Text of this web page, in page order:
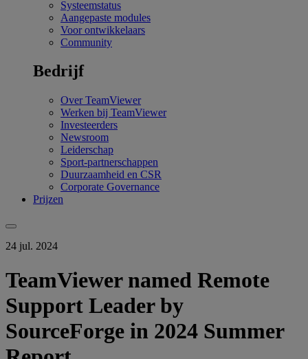
Systeemstatus
Aangepaste modules
Voor ontwikkelaars
Community
Bedrijf
Over TeamViewer
Werken bij TeamViewer
Investeerders
Newsroom
Leiderschap
Sport-partnerschappen
Duurzaamheid en CSR
Corporate Governance
Prijzen
24 jul. 2024
TeamViewer named Remote
Support Leader by
SourceForge in 2024 Summer